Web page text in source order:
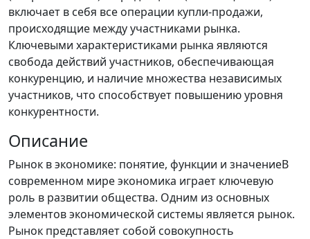
включает в себя все операции купли-продажи,
происходящие между участниками рынка.
Ключевыми характеристиками рынка являются
свобода действий участников, обеспечивающая
конкуренцию, и наличие множества независимых
участников, что способствует повышению уровня
конкурентности.
Описание
Рынок в экономике: понятие, функции и значениеВ
современном мире экономика играет ключевую
роль в развитии общества. Одним из основных
элементов экономической системы является рынок.
Рынок представляет собой совокупность